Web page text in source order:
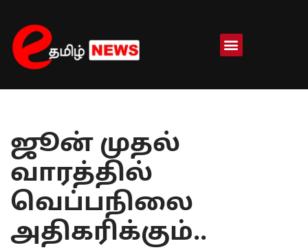
Skip
to
content
ஜூன் முதல்
வாரத்தில்
வெப்பநிலை
அதிகரிக்கும்..